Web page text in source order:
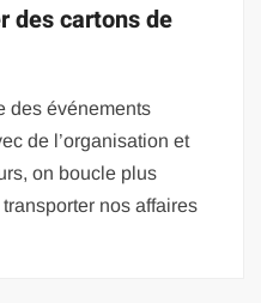
des cartons de
des événements
de l’organisation et
on boucle plus
nos affaires